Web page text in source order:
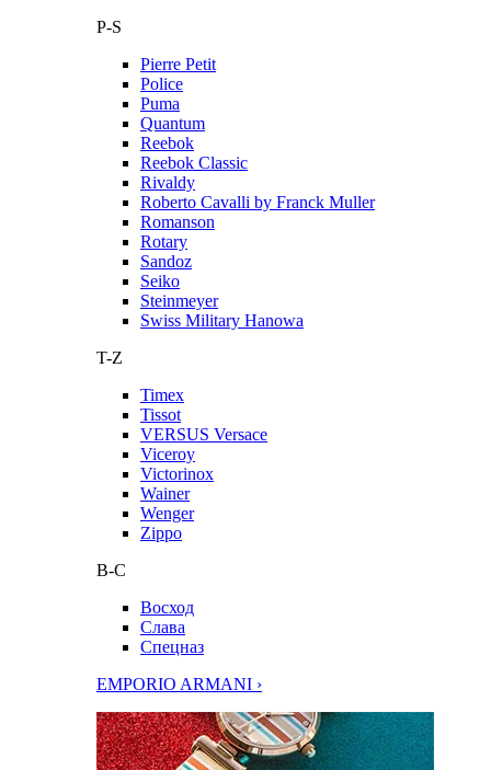
P-S
Pierre Petit
Police
Puma
Quantum
Reebok
Reebok Classic
Rivaldy
Roberto Cavalli by Franck Muller
Romanson
Rotary
Sandoz
Seiko
Steinmeyer
Swiss Military Hanowa
T-Z
Timex
Tissot
VERSUS Versace
Viceroy
Victorinox
Wainer
Wenger
Zippo
В-С
Восход
Слава
Спецназ
EMPORIO ARMANI ›